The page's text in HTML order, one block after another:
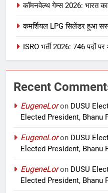
कॉमनवेल्थ गेम्स 2026: भारत का
कमर्शियल LPG सिलेंडर हुआ
ISRO भर्ती 2026: 746 पदों
Recent
EugeneLoron DUSU
Elected President, Bhanu
EugeneLoron DUSU
Elected President, Bhanu
EugeneLoron DUSU
Elected President, Bhanu